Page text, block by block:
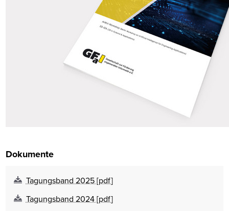
Dokumente
Tagungsband 2025 [pdf]
Tagungsband 2024 [pdf]